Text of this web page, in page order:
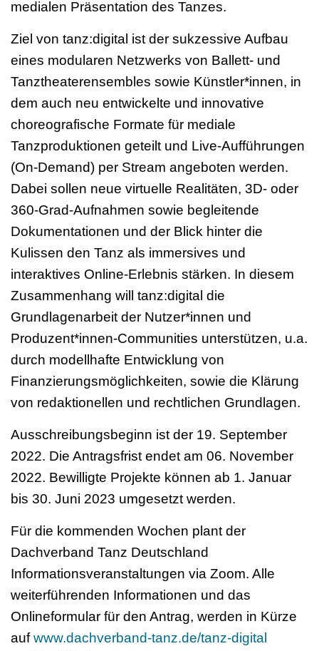
medialen Präsentation des Tanzes.
Ziel von tanz:digital ist der sukzessive Aufbau
eines modularen Netzwerks von Ballett- und
Tanztheaterensembles sowie Künstler*innen, in
dem auch neu entwickelte und innovative
choreografische Formate für mediale
Tanzproduktionen geteilt und Live-Aufführungen
(On-Demand) per Stream angeboten werden.
Dabei sollen neue virtuelle Realitäten, 3D- oder
360-Grad-Aufnahmen sowie begleitende
Dokumentationen und der Blick hinter die
Kulissen den Tanz als immersives und
interaktives Online-Erlebnis stärken. In diesem
Zusammenhang will tanz:digital die
Grundlagenarbeit der Nutzer*innen und
Produzent*innen-Communities unterstützen, u.a.
durch modellhafte Entwicklung von
Finanzierungsmöglichkeiten, sowie die Klärung
von redaktionellen und rechtlichen Grundlagen.
Ausschreibungsbeginn ist der 19. September
2022. Die Antragsfrist endet am 06. November
2022. Bewilligte Projekte können ab 1. Januar
bis 30. Juni 2023 umgesetzt werden.
Für die kommenden Wochen plant der
Dachverband Tanz Deutschland
Informationsveranstaltungen via Zoom. Alle
weiterführenden Informationen und das
Onlineformular für den Antrag, werden in Kürze
aufwww.dachverband-tanz.de/tanz-digital